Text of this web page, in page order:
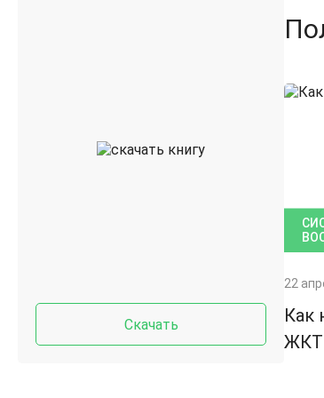
Скачать
22
Как